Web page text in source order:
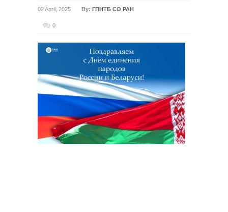
02 April, 2025 By: ГПНТБ СО РАН
0